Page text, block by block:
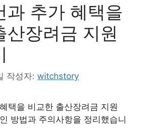
과 추가 혜택을
산장려금 지원
작성자: witchstory
택을 비교한 출산장려금 지원
방법과 주의사항을 정리했습니